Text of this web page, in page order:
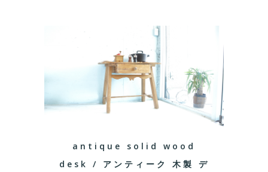
antique solid wood
desk / アンティーク 木製 デ